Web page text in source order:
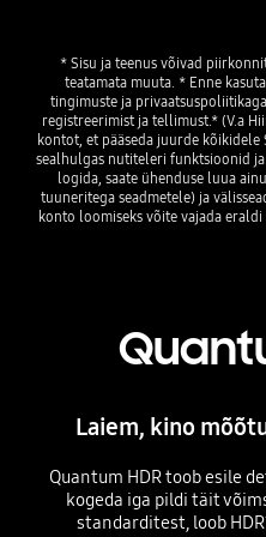
* Sisu ja teenus võivad
teatamata muuta. * Enne
tingimuste ja
registreerimist ja tellimust.* (V.a
kontot, et pääseda juurde
sealhulgas nutiteleri funktsioonid
logida, saate ühenduse luua
tuuneritega seadmetele) ja
Laiem, kino
Quantum HDR toob esile
kogeda iga pildi täit
standarditest, loob